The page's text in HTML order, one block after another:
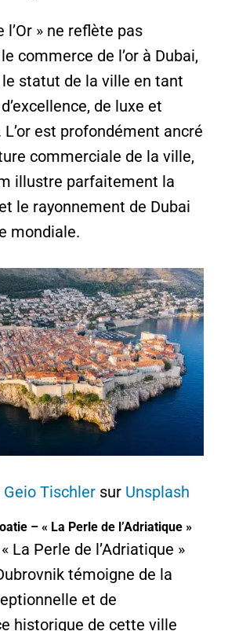
l’Or » ne reflète pas
commerce de l’or à Dubai,
statut de la ville en tant
de luxe et
L’or est profondément ancré
commerciale de la ville,
illustre parfaitement la
le rayonnement de Dubai
mondiale.
Geio Tischlersur Unsplash
– « La Perle de l’Adriatique »
La Perle de l’Adriatique »
témoigne de la
et de
historique de cette ville